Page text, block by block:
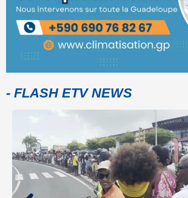
- FLASH ETV NEWS